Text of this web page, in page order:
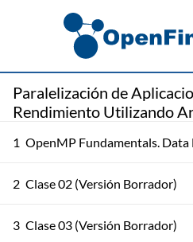
Paralelización de
Rendimiento Utilizando
1 OpenMP Fundamentals.
2 Clase 02 (Versión Borrador)
3 Clase 03 (Versión Borrador)